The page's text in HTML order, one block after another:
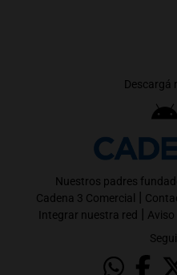
Descargá
Nuestros padres
Cadena 3 Comercial |
Integrar nuestra red | Aviso